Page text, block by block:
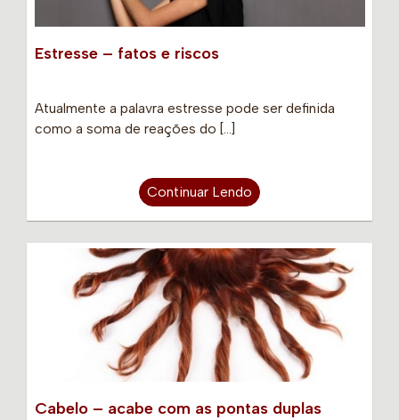
Estresse – fatos e riscos
Atualmente a palavra estresse pode ser definida
como a soma de reações do […]
Continuar Lendo
Cabelo – acabe com as pontas duplas